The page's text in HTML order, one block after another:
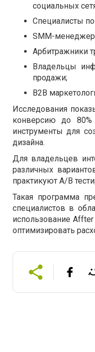
социальных
Специалисты
SMM-
Арбитражники
Владельцы
продажи;
B2B
Исследования
конверсию до 80%
инструменты для
дизайна.
Для владельцев
различных
практикуют A/B
Такая программа
специалистов в
использование
оптимизировать